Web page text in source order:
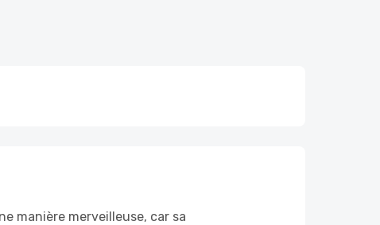
manière merveilleuse, car sa